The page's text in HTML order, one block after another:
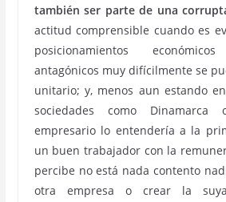
también ser parte de una
actitud comprensible cuando es
posicionamientos
antagónicos muy difícilmente se
unitario; y, menos aun estando
sociedades como Dinamarca
empresario lo entendería a la
un buen trabajador con la
percibe no está nada contento
otra empresa o crear la